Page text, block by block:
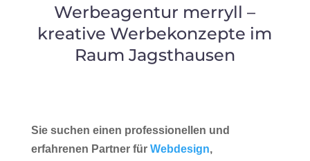
Werbeagentur merryll –
kreative Werbekonzepte im
Raum Jagsthausen
Sie suchen einen professionellen und
erfahrenen Partner für Webdesign,